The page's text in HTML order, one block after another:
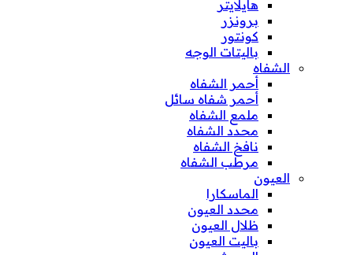
هايلايتر
برونزر
كونتور
باليتات الوجه
الشفاه
أحمر الشفاه
أحمر شفاه سائل
ملمع الشفاه
محدد الشفاه
نافخ الشفاه
مرطب الشفاه
العيون
الماسكارا
محدد العيون
ظلال العيون
باليت العيون